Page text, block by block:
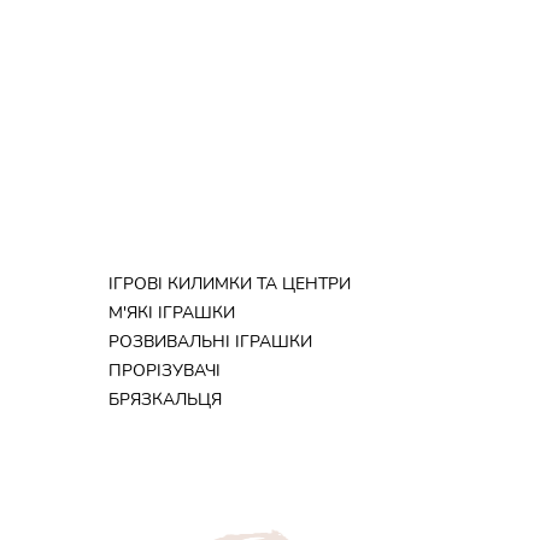
ІГРОВІ КИЛИМКИ ТА ЦЕНТРИ
М'ЯКІ ІГРАШКИ
РОЗВИВАЛЬНІ ІГРАШКИ
ПРОРІЗУВАЧІ
БРЯЗКАЛЬЦЯ